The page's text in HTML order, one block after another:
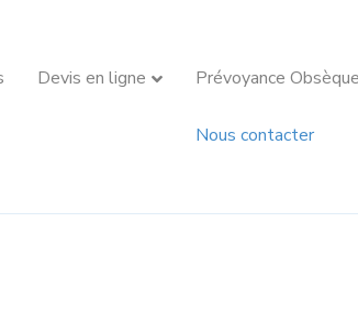
Devis en ligne Prévoyance
Nous contacter